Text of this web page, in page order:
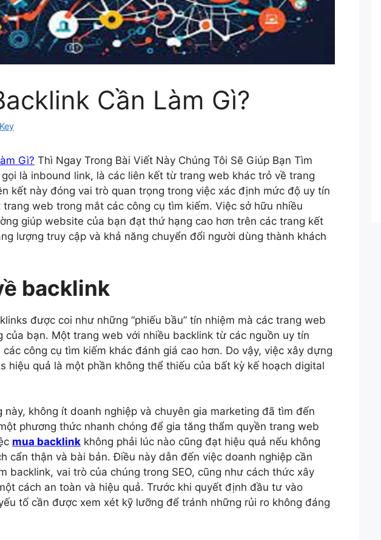
Cần Làm Gì?
Gì? Thì Ngay Trong Bài Viết Này Chúng Tôi Sẽ Giúp Bạn Tìm
là inbound link, là các liên kết từ trang web khác trỏ về trang
kết này đóng vai trò quan trọng trong việc xác định mức độ uy tín
web trong mắt các công cụ tìm kiếm. Việc sở hữu nhiều
giúp website của bạn đạt thứ hạng cao hơn trên các trang kết
lượng truy cập và khả năng chuyển đổi người dùng thành khách
backlink
được coi như những “phiếu bầu” tín nhiệm mà các trang web
của bạn. Một trang web với nhiều backlink từ các nguồn uy tín
công cụ tìm kiếm khác đánh giá cao hơn. Do vậy, việc xây dựng
hiệu quả là một phần không thể thiếu của bất kỳ kế hoạch digital
này, không ít doanh nghiệp và chuyên gia marketing đã tìm đến
phương thức nhanh chóng để gia tăng thẩm quyền trang web
mua backlink không phải lúc nào cũng đạt hiệu quả nếu không
cẩn thận và bài bản. Điều này dẫn đến việc doanh nghiệp cần
backlink, vai trò của chúng trong SEO, cũng như cách thức xây
cách an toàn và hiệu quả. Trước khi quyết định đầu tư vào
tố cần được xem xét kỹ lưỡng để tránh những rủi ro không đáng